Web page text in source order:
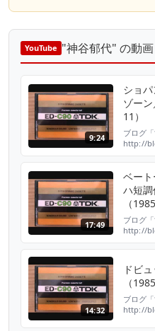
YouTube "神谷郁代" の動画
9:24
ショ
ゾー
11）
ブログ
http://
17:49
ベー
ハ短
（
ブログ
http://
14:32
ドビ
（
ブログ
http://